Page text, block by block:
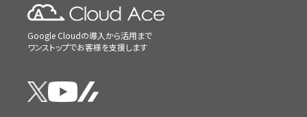
Google Cloudの導入から活用まで
ワンストップでお客様を支援します